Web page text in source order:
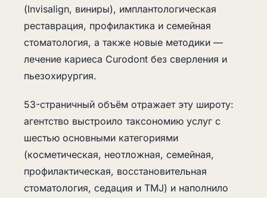
(Invisalign, виниры), имплантологическая
реставрация, профилактика и семейная
стоматология, а также новые методики —
лечение кариеса Curodont без сверления и
пьезохирургия.
53-страничный объём отражает эту широту:
агентство выстроило таксономию услуг с
шестью основными категориями
(косметическая, неотложная, семейная,
профилактическая, восстановительная
стоматология, седация и TMJ) и наполнило